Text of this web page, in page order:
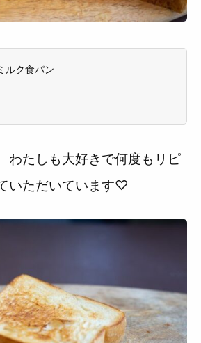
ルク食パン
わたしも大好きで何度もリピ
いただいています♡